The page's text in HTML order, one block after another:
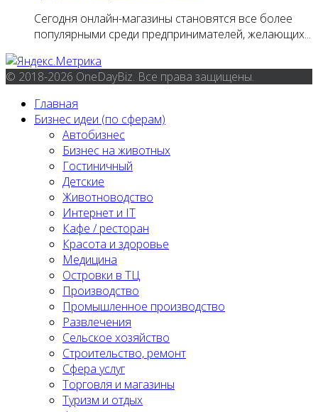
Сегодня онлайн-магазины становятся все более
популярными среди предпринимателей, желающих...
© 2018-2026 OneDayBiz. Все права защищены.
Главная
Бизнес идеи (по сферам)
Автобизнес
Бизнес на животных
Гостиничный
Детские
Животноводство
Интернет и IT
Кафе / ресторан
Красота и здоровье
Медицина
Островки в ТЦ
Производство
Промышленное производство
Развлечения
Сельское хозяйство
Строительство, ремонт
Сфера услуг
Торговля и магазины
Туризм и отдых